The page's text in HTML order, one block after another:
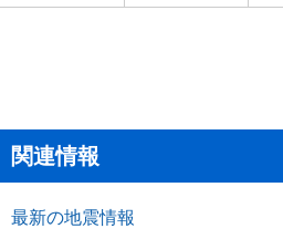
関連情報
最新の地震情報